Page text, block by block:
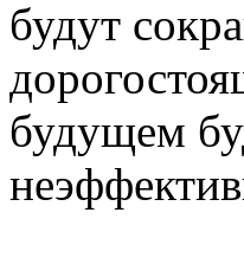
будут
будущем